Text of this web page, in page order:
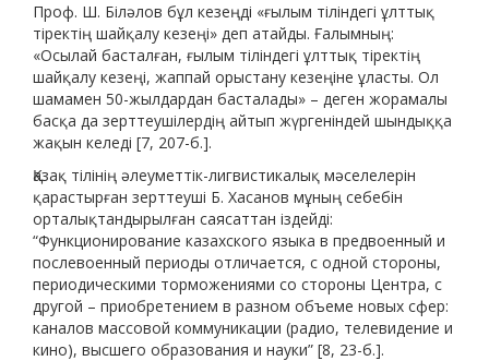
Проф. Ш. Біләлов бұл кезеңді «ғылым тіліндегі ұлттық
тіректің шайқалу кезеңі» деп атайды. Ғалымның:
«Осылай басталған, ғылым тіліндегі ұлттық тіректің
шайқалу кезеңі, жаппай орыстану кезеңіне ұласты. Ол
шамамен 50-жылдардан басталады» – деген жорамалы
басқа да зерттеушілердің айтып жүргеніндей шындыққа
жақын келеді [7, 207-б.].
Қазақ тілінің әлеуметтік-лигвистикалық мәселелерін
қарастырған зерттеуші Б. Хасанов мұның себебін
орталықтандырылған саясаттан іздейді:
“Функционирование казахского языка в предвоенный и
послевоенный периоды отличается, с одной стороны,
периодическими торможениями со стороны Центра, с
другой – приобретением в разном объеме новых сфер:
каналов массовой коммуникации (радио, телевидение и
кино), высшего образования и науки” [8, 23-б.].